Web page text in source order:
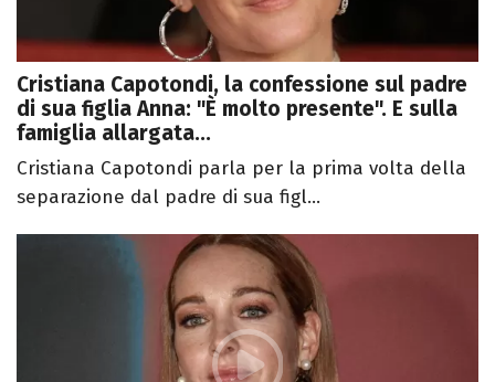
Cristiana Capotondi, la confessione sul padre
di sua figlia Anna: "È molto presente". E sulla
famiglia allargata...
Cristiana Capotondi parla per la prima volta della
separazione dal padre di sua figl...